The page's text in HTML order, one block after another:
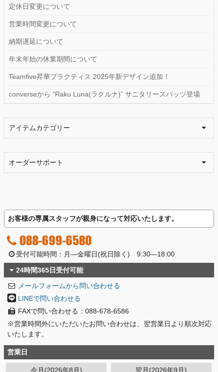
定休日変更について
営業時間変更について
納期遅延について
年末年始の休業期間について
Teamfive昇華プラクティス 2025年新デザイン追加！
converseから “Raku Luna(ラクルナ)” サニタリースパッツ登場
アイテムカテゴリー
オーダーサポート
お客様の専属スタッフが親身になって対応いたします。
088-699-6580
受付可能時間：月―金曜日(祝日除く) 9:30―18:00
24時間365日受付可能
メールフォームから問い合わせる
LINEで問い合わせる
FAXで問い合わせる：088-678-6586
※営業時間外にいただいたお問い合わせは、翌営業日より順次対応
いたします。
営業日
今月(2026年8月) 翌月(2026年9月)